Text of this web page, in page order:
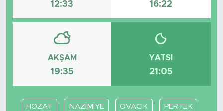
12:33 16:22
AKŞAM
19:35
YATSI
21:05
HOZAT NAZİMİYE OVACIK PERTEK